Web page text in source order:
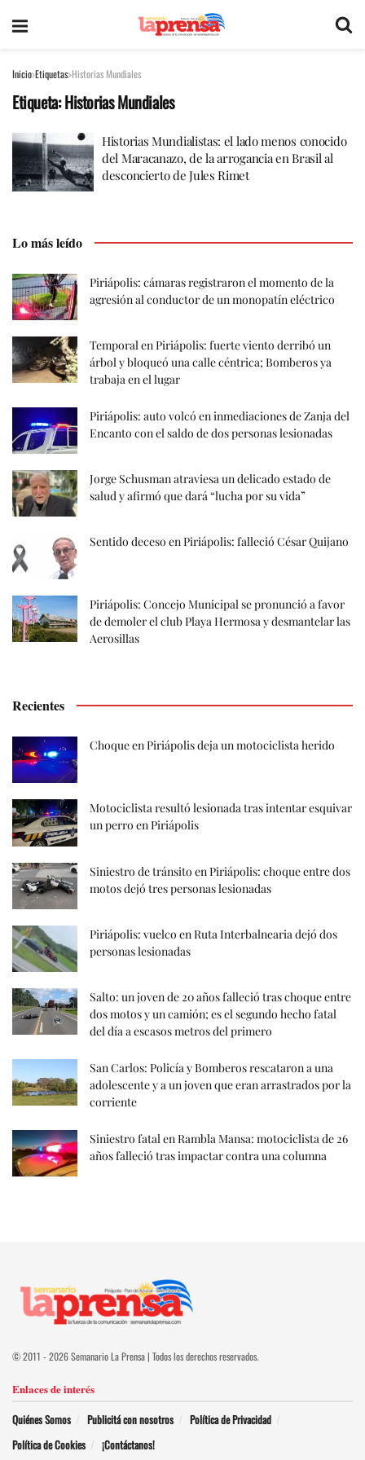
Inicio Etiquetas Historias Mundiales
Etiqueta:Historias Mundiales
Historias Mundialistas: el lado menos conocido
del Maracanazo, de la arrogancia en Brasil al
desconcierto de Jules Rimet
Lo más leído
Piriápolis: cámaras registraron el momento de la
agresión al conductor de un monopatín eléctrico
Temporal en Piriápolis: fuerte viento derribó un
árbol y bloqueó una calle céntrica; Bomberos ya
trabaja en el lugar
Piriápolis: auto volcó en inmediaciones de Zanja del
Encanto con el saldo de dos personas lesionadas
Jorge Schusman atraviesa un delicado estado de
salud y afirmó que dará “lucha por su vida”
Sentido deceso en Piriápolis: falleció César Quijano
Piriápolis: Concejo Municipal se pronunció a favor
de demoler el club Playa Hermosa y desmantelar las
Aerosillas
Recientes
Choque en Piriápolis deja un motociclista herido
Motociclista resultó lesionada tras intentar esquivar
un perro en Piriápolis
Siniestro de tránsito en Piriápolis: choque entre dos
motos dejó tres personas lesionadas
Piriápolis: vuelco en Ruta Interbalnearia dejó dos
personas lesionadas
Salto: un joven de 20 años falleció tras choque entre
dos motos y un camión; es el segundo hecho fatal
del día a escasos metros del primero
San Carlos: Policía y Bomberos rescataron a una
adolescente y a un joven que eran arrastrados por la
corriente
Siniestro fatal en Rambla Mansa: motociclista de 26
años falleció tras impactar contra una columna
© 2011 - 2026 Semanario La Prensa | Todos los derechos reservados.
Enlaces de interés
Quiénes Somos Publicitá con nosotros
Política de Privacidad
Política de Cookies
¡Contáctanos!